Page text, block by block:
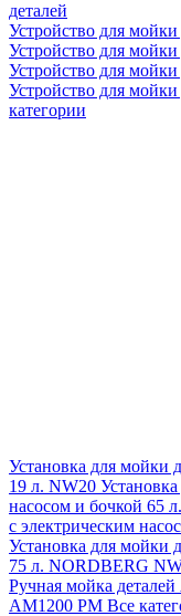
деталей
Устройство для
Устройство для
Устройство для
Устройство для
категории
Установка для мойки
19 л. NW20
насосом и бочкой 65
с электрическим
Установка для мойки
75 л. NORDBERG
Ручная мойка
АМ1200 РМ Все